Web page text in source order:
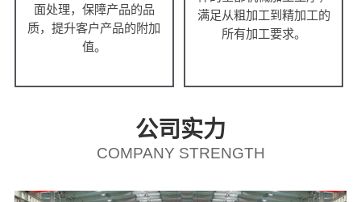
面处理，保障产品的品
质，提升客户产品的附加
值。
满足从粗加工到精加工的
所有加工要求。
公司实力
COMPANY STRENGTH